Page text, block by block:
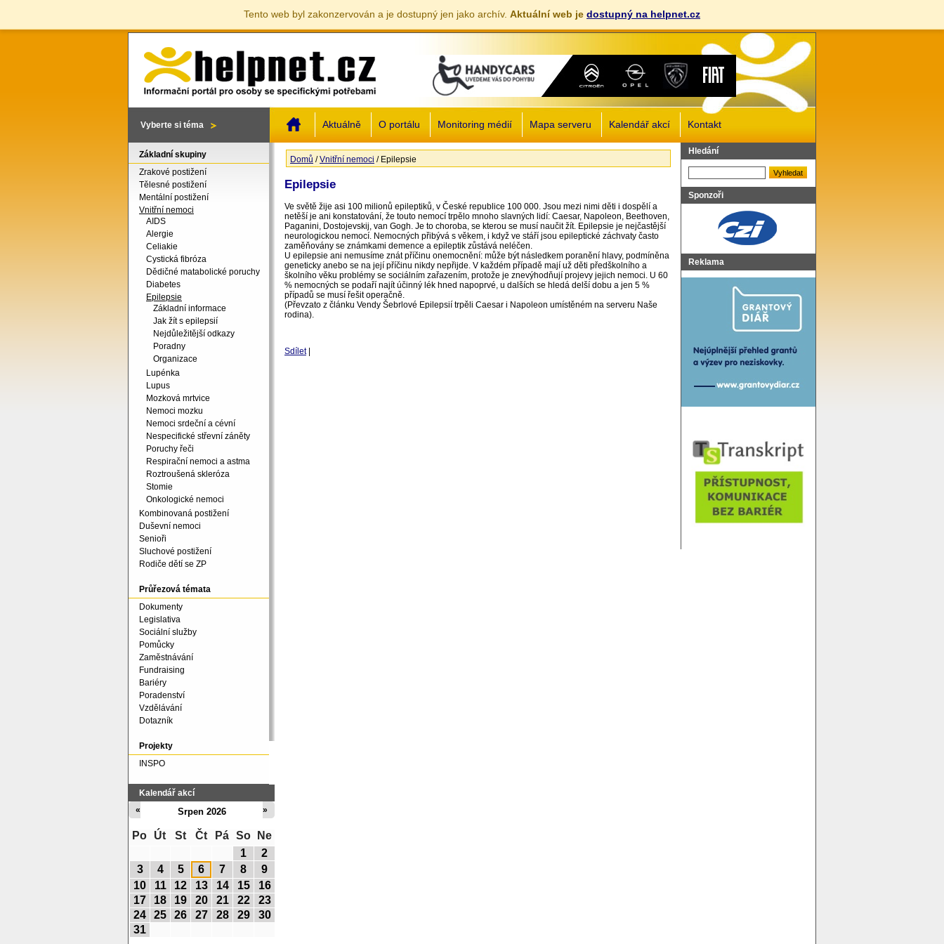
Tento web byl zakonzervován a je dostupný jen jako archív. Aktuální web je dostupný na helpnet.cz
Vyberte si téma Aktuálně O portálu Monitoring médií Mapa serveru Kalendář akcí Kontakt
Jste zde
Domů /Vnitřní nemoci / Epilepsie
Epilepsie
Ve světě žije asi 100 milionů epileptiků, v České republice 100 000. Jsou mezi nimi děti i dospělí a
netěší je ani konstatování, že touto nemocí trpělo mnoho slavných lidí: Caesar, Napoleon, Beethoven,
Paganini, Dostojevskij, van Gogh. Je to choroba, se kterou se musí naučit žít. Epilepsie je nejčastější
neurologickou nemocí. Nemocných přibývá s věkem, i když ve stáří jsou epileptické záchvaty často
zaměňovány se známkami demence a epileptik zůstává neléčen.
U epilepsie ani nemusíme znát příčinu onemocnění: může být následkem poranění hlavy, podmíněna
geneticky anebo se na její příčinu nikdy nepřijde. V každém případě mají už děti předškolního a
školního věku problémy se sociálním zařazením, protože je znevýhodňují projevy jejich nemoci. U 60
% nemocných se podaří najít účinný lék hned napoprvé, u dalších se hledá delší dobu a jen 5 %
případů se musí řešit operačně.
(Převzato z článku Vendy Šebrlové Epilepsií trpěli Caesar i Napoleon umístěném na serveru Naše
rodina).
Sdílet
Základní skupiny
Zrakové postižení
Tělesné postižení
Mentální postižení
Vnitřní nemoci
AIDS
Alergie
Celiakie
Cystická fibróza
Dědičné matabolické poruchy
Diabetes
Epilepsie
Základní informace
Jak žít s epilepsií
Nejdůležitější odkazy
Poradny
Organizace
Lupénka
Lupus
Mozková mrtvice
Nemoci mozku
Nemoci srdeční a cévní
Nespecifické střevní záněty
Poruchy řeči
Respirační nemoci a astma
Roztroušená skleróza
Stomie
Onkologické nemoci
Kombinovaná postižení
Duševní nemoci
Senioři
Sluchové postižení
Rodiče dětí se ZP
Průřezová témata
Dokumenty
Legislativa
Sociální služby
Pomůcky
Zaměstnávání
Fundraising
Bariéry
Poradenství
Vzdělávání
Dotazník
Projekty
INSPO
Kalendář akcí
Srpen 2026
« »
Po Út St Čt Pá So
Ne
1
2
3
4 5 6 7 8
9
10
11 12 13 14 15
16
17
18 19 20 21 22
23
24
25 26 27 28 29
30
31
Hledání
Sponzoři
Reklama